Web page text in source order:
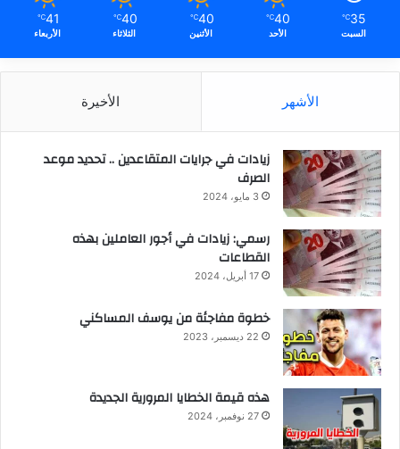
35
℃
السبت
40
℃
الأحد
40
℃
الأثنين
40
℃
الثلاثاء
41
℃
الأربعاء
الأشهر الأخيرة
زيادات في جرايات المتقاعدين .. تحديد موعد
الصرف
3 مايو، 2024
رسمي: زيادات في أجور العاملين بهذه
القطاعات
17 أبريل، 2024
خطوة مفاجئة من يوسف المساكني
22 ديسمبر، 2023
هذه قيمة الخطايا المرورية الجديدة
27 نوفمبر، 2024